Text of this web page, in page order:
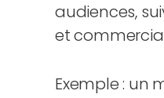
audiences,
et
Exemple : un